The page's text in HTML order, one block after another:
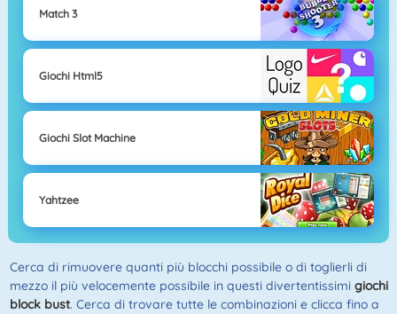
Match 3
Giochi Html5
Giochi Slot Machine
Yahtzee
Cerca di rimuovere quanti più blocchi possibile o di toglierli di
mezzo il più velocemente possibile in questi divertentissimi giochi
block bust. Cerca di trovare tutte le combinazioni e clicca fino a